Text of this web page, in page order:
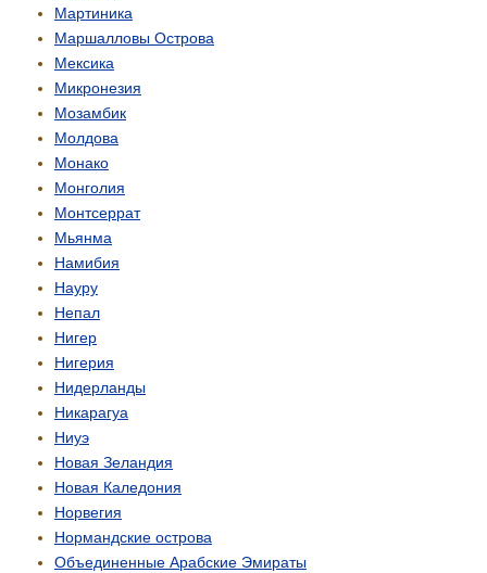
Мартиника
Маршалловы Острова
Мексика
Микронезия
Мозамбик
Молдова
Монако
Монголия
Монтсеррат
Мьянма
Намибия
Науру
Непал
Нигер
Нигерия
Нидерланды
Никарагуа
Ниуэ
Новая Зеландия
Новая Каледония
Норвегия
Нормандские острова
Объединенные Арабские Эмираты